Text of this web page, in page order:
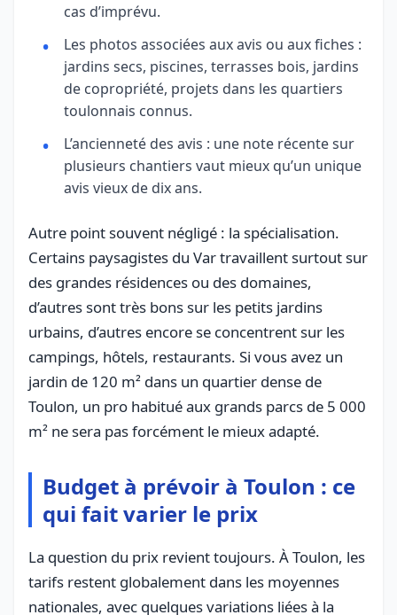
cas d’imprévu.
Les photos associées aux avis ou aux fiches :
jardins secs, piscines, terrasses bois, jardins
de copropriété, projets dans les quartiers
toulonnais connus.
L’ancienneté des avis : une note récente sur
plusieurs chantiers vaut mieux qu’un unique
avis vieux de dix ans.
Autre point souvent négligé : la spécialisation.
Certains paysagistes du Var travaillent surtout sur
des grandes résidences ou des domaines,
d’autres sont très bons sur les petits jardins
urbains, d’autres encore se concentrent sur les
campings, hôtels, restaurants. Si vous avez un
jardin de 120 m² dans un quartier dense de
Toulon, un pro habitué aux grands parcs de 5 000
m² ne sera pas forcément le mieux adapté.
Budget à prévoir à Toulon : ce
qui fait varier le prix
La question du prix revient toujours. À Toulon, les
tarifs restent globalement dans les moyennes
nationales, avec quelques variations liées à la